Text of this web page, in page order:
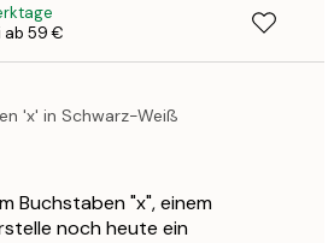
ab 59 €
'x' in Schwarz-Weiß
Buchstaben "x", einem
noch heute ein